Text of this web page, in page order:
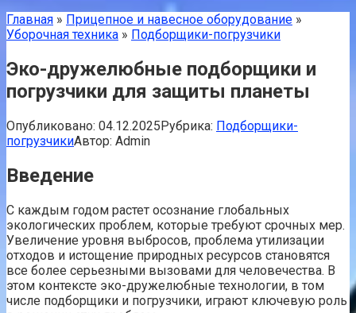
Главная » Прицепное и навесное оборудование »
Уборочная техника » Подборщики-погрузчики
Эко-дружелюбные подборщики и
погрузчики для защиты планеты
Опубликовано: 04.12.2025Рубрика: Подборщики-
погрузчикиАвтор: Admin
Введение
С каждым годом растет осознание глобальных
экологических проблем, которые требуют срочных мер.
Увеличение уровня выбросов, проблема утилизации
отходов и истощение природных ресурсов становятся
все более серьезными вызовами для человечества. В
этом контексте эко-дружелюбные технологии, в том
числе подборщики и погрузчики, играют ключевую роль